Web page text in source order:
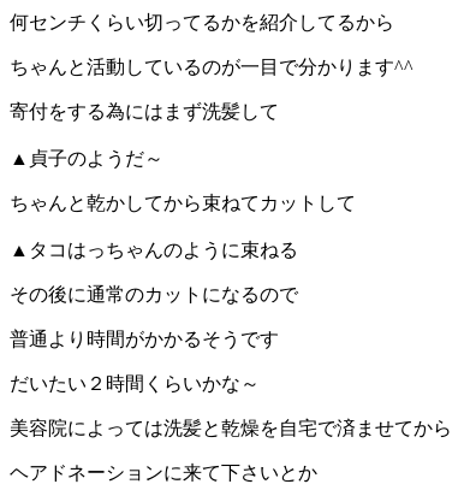
何センチくらい切ってるかを紹介してるから
ちゃんと活動しているのが一目で分かります^^
寄付をする為にはまず洗髪して
▲貞子のようだ～
ちゃんと乾かしてから束ねてカットして
▲タコはっちゃんのように束ねる
その後に通常のカットになるので
普通より時間がかかるそうです
だいたい２時間くらいかな～
美容院によっては洗髪と乾燥を自宅で済ませてから
ヘアドネーションに来て下さいとか